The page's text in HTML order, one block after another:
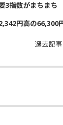
3指数がまちま
2,342円高の
過去記